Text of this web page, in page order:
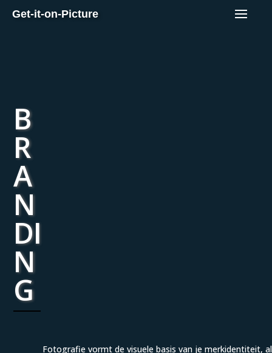
Get-it-on-Picture
B
R
A
N
DI
N
G
Fotografie vormt de visuele basis van je merkidentiteit, al